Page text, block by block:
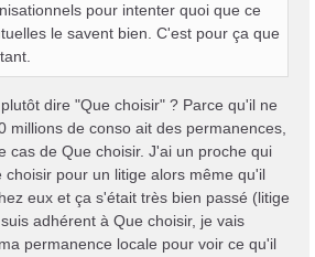
pour intenter quoi que ce
le savent bien. C'est pour ça que
dire "Que choisir" ? Parce qu'il ne
millions de conso ait des permanences,
cas de Que choisir. J'ai un proche qui
choisir pour un litige alors même qu'il
eux et ça s'était très bien passé (litige
adhérent à Que choisir, je vais
permanence locale pour voir ce qu'il